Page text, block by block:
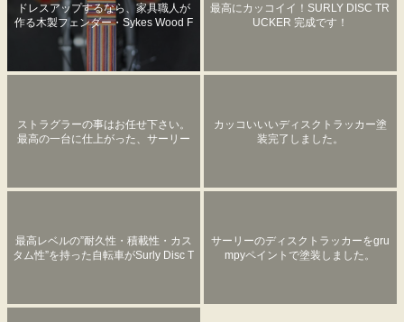
ドレスアップするなら、家具職人が
作る木製フェンダー・Sykes Wood F
endersで！
最高にカッコイイ！SURLY DISC TR
UCKER 完成です！
ストラグラーの事はお任せ下さい。
最高の一台に仕上がった、サーリー
カッコいいいディスクトラッカー塗
装完了しました。
最高レベルの”耐久性・積載性・カス
タム性”を持った自転車がSurly Disc T
サーリーのディスクトラッカーをgru
mpyペイントで塗装しました。